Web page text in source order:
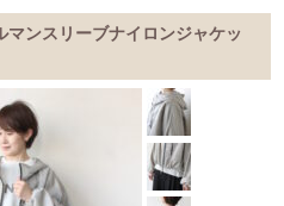
ンスリーブナイロンジャケッ